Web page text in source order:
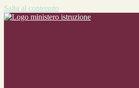
Salta al contenuto